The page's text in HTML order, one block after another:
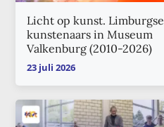
Licht op kunst. Limburgse
kunstenaars in Museum
Valkenburg (2010-2026)
23 juli 2026